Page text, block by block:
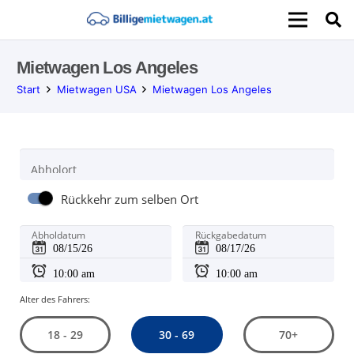
Mietwagen Los Angeles
Start Mietwagen USA Mietwagen Los Angeles
Abholort
Rückkehr zum selben Ort
Abholdatum Rückgabedatum
Alter des Fahrers:
18 - 29 30 - 69 70+